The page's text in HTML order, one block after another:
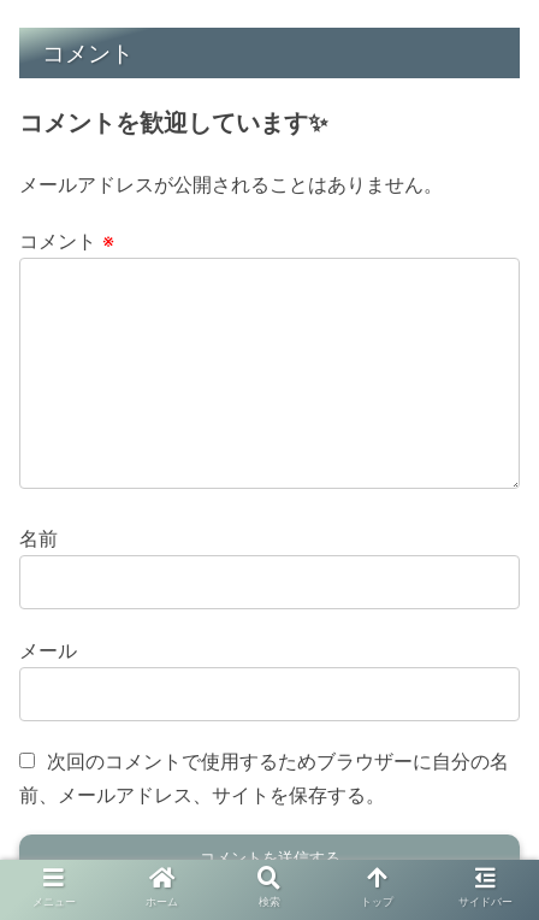
コメント
コメントを歓迎しています✨
メールアドレスが公開されることはありません。
コメント ※
名前
メール
次回のコメントで使用するためブラウザーに自分の名
前、メールアドレス、サイトを保存する。
メニュー ホーム 検索 トップ サイドバー